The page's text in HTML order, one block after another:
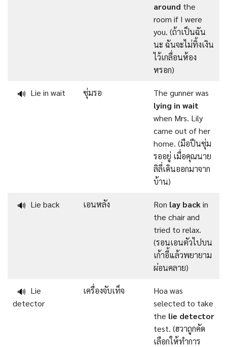
around the
room if I were
you. (ถ้าเป็นฉัน
นะ ฉันจะไม่ทิ้งเงิน
ไว้เกลื่อนห้อง
หรอก)
🔊 Lie in wait ซุ่มรอ
The gunner was
lying in wait
when Mrs. Lily
came out of her
home. (มือปืนซุ่ม
รออยู่ เมื่อคุณนาย
ลิลี่เดินออกมาจาก
บ้าน)
🔊 Lie back เอนหลัง Ron lay back in
the chair and
tried to relax.
(รอนเอนตัวไปบน
เก้าอี้แล้วพยายาม
ผ่อนคลาย)
🔊 Lie
detector
เครื่องจับเท็จ
Hoa was
selected to take
the lie detector
test. (ฮวาถูกคัด
เลือกให้ทำการ